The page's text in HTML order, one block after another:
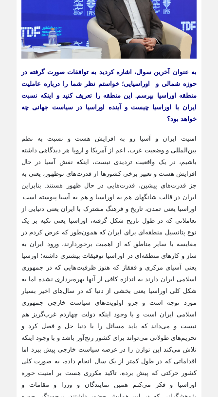
به عنوان آخرین سوال، اشاره کردید به توافقات صورت گرفته در
حوزه شمالی و اوراسیایی؛ خواستم نظر شما را درباره عاملیت
منطقه‌ اوراسیا بپرسم. این منطقه را تعریف کنید و اینکه نسبت
ایران با اوراسیا چیست و آینده اوراسیا در سیاست جهانی چه
خواهد بود؟
امنیت ایران و آسیا رو به افزایش هست و نسبت به نظم
بین‌المللی و وضعیت غرب، اعم از آمریکا و اروپا هر دیدگاهی داشته
باشیم، در یک واقعیت تردیدی نیست، اینکه نقش آسیا در حال
افزایش هست و تعبیر برخی کشورها از قدرت‌های نوظهور، یعنی به
جز قدرت‌های پیشین، قدرت‌هایی در حال ظهور هستند. بنابراین
ایران در قالب شانگهای هم به اوراسیا و هم به آسیا پیوسته است.
اوراسیا یعنی تمدن، تاریخ و فرهنگ مشترک با ایران یعنی دنیایی از
تعاملاتی که در طول تاریخ شکل گرفته، اوراسیا یعنی تکیه بر یک
نوع پتانسیل منطقه‌ای برای ایران که همون‌طور که عرض کردم در
مقایسه با سایر مناطق که از اهمیت برخوردارند، ورود ایران به
ساز و کارهای منطقه‌ای در اوراسیا توفیقات بیشتری داشته؛ اورسیا
یعنی آسیای مرکزی و قفقاز که هنوز ظرفیت‌هایی که در جمهوری
اسلامی ایران دارند به اندازه کافی از آنها بهره‌برداری نشده اما به
شکل کلی اوراسیا یعنی بخشی از دنیا که در سال‌های اخیر بسیار
مورد توجه است و جزو اولویت‌های سیاست خارجی جمهوری
اسلامی ایران است و با وجود اینکه دولت چهاردم غرب‌گریز هم
نیست و می‌داند که باید مسائل را با دنیا حل و فصل کرد و
تحریم‌های طولانی می‌تواند برای کشور رنج‌آور باشد و با وجود اینکه
تلاش می‌کند این توازن را در عرصه سیاست خارجی پیش ببرد اما
اقداماتی که در طول کمتر از یک سال انجام داده، به صورت کلی
کشور حرکتی که پیش برده، تاکید مکرری هست بر امنیت حوزه
اوراسیا و فکر می‌کنم همین نمایندگان و وزرا و مقامات و